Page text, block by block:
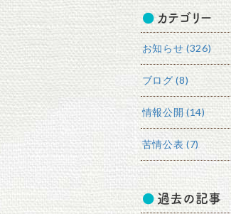
カテゴリー
お知らせ (326)
ブログ (8)
情報公開 (14)
苦情公表 (7)
過去の記事